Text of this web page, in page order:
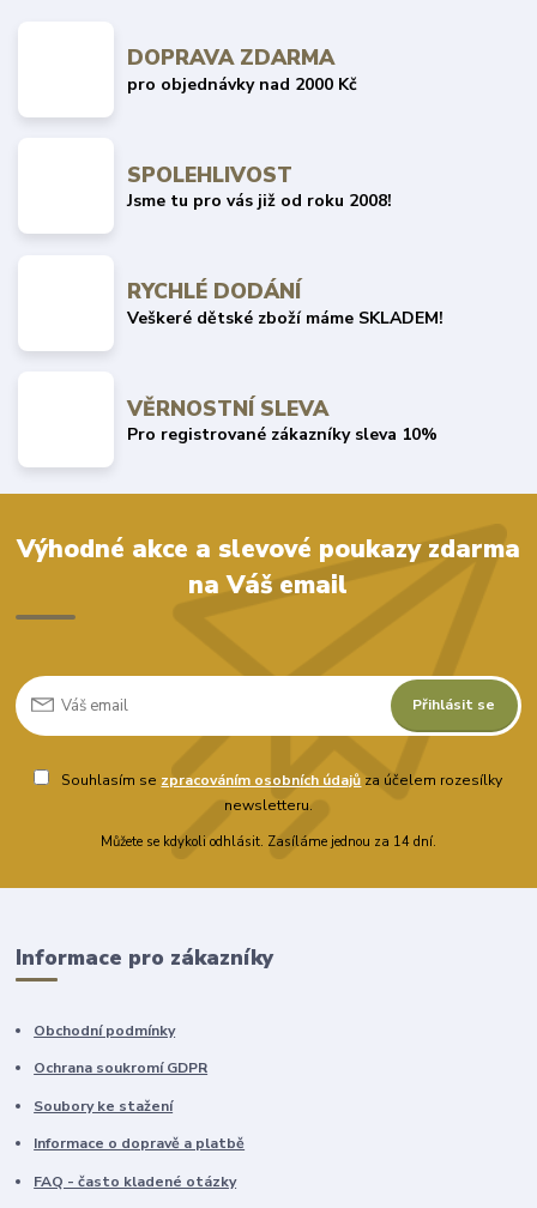
DOPRAVA ZDARMA
pro objednávky nad 2000 Kč
SPOLEHLIVOST
Jsme tu pro vás již od roku 2008!
RYCHLÉ DODÁNÍ
Veškeré dětské zboží máme SKLADEM!
VĚRNOSTNÍ SLEVA
Pro registrované zákazníky sleva 10%
Výhodné akce a slevové poukazy zdarma
na Váš email
Přihlásit se
Souhlasím se zpracováním osobních údajů za účelem rozesílky
newsletteru.
Můžete se kdykoli odhlásit. Zasíláme jednou za 14 dní.
Informace pro zákazníky
Obchodní podmínky
Ochrana soukromí GDPR
Soubory ke stažení
Informace o dopravě a platbě
FAQ - často kladené otázky